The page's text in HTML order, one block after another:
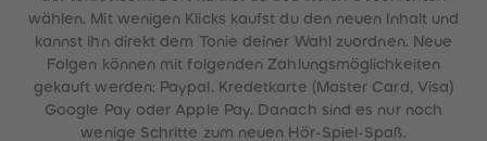
wählen. Mit wenigen Klicks kaufst du den neuen Inhalt und
kannst ihn direkt dem Tonie deiner Wahl zuordnen. Neue
Folgen können mit folgenden Zahlungsmöglichkeiten
gekauft werden: Paypal. Kredetkarte (Master Card, Visa)
Google Pay oder Apple Pay. Danach sind es nur noch
wenige Schritte zum neuen Hör-Spiel-Spaß.